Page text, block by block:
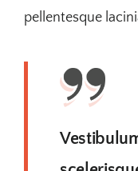
pellentesque